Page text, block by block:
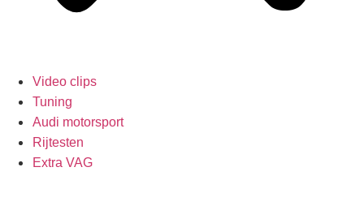
Video clips
Tuning
Audi motorsport
Rijtesten
Extra VAG